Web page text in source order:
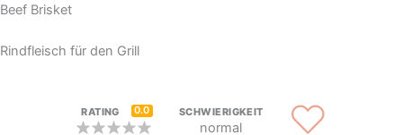
Beef Brisket
Rindfleisch für den Grill
RATING 0.0 SCHWIERIGKEIT
normal